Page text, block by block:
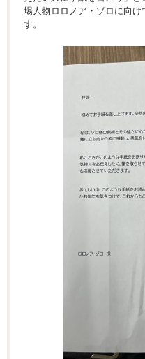
場人物ロロノア・ゾロに向
す。